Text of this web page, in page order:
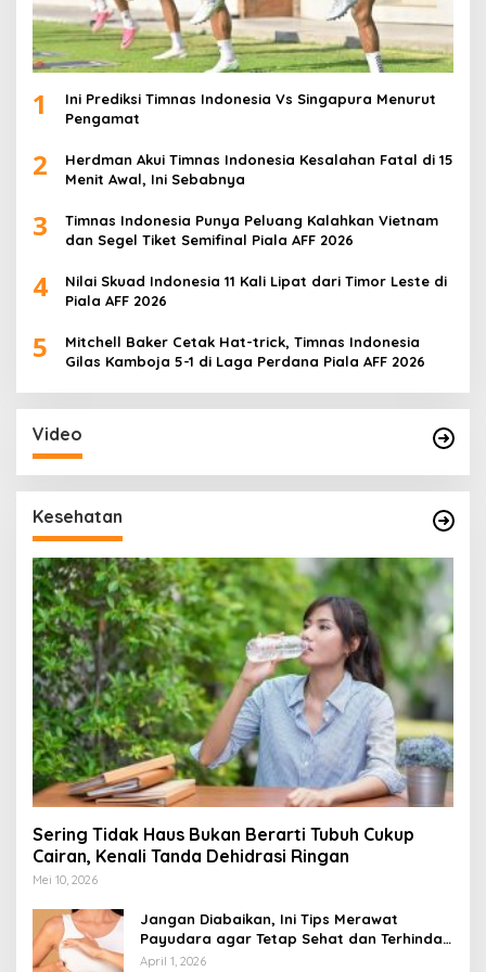
1
Ini Prediksi Timnas Indonesia Vs Singapura Menurut
Pengamat
2
Herdman Akui Timnas Indonesia Kesalahan Fatal di 15
Menit Awal, Ini Sebabnya
3
Timnas Indonesia Punya Peluang Kalahkan Vietnam
dan Segel Tiket Semifinal Piala AFF 2026
4
Nilai Skuad Indonesia 11 Kali Lipat dari Timor Leste di
Piala AFF 2026
5
Mitchell Baker Cetak Hat-trick, Timnas Indonesia
Gilas Kamboja 5-1 di Laga Perdana Piala AFF 2026
Video
Kesehatan
Sering Tidak Haus Bukan Berarti Tubuh Cukup
Cairan, Kenali Tanda Dehidrasi Ringan
Mei 10, 2026
Jangan Diabaikan, Ini Tips Merawat
Payudara agar Tetap Sehat dan Terhindar
dari Risiko Penyakit
April 1, 2026